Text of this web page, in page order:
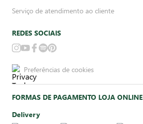
Serviço de atendimento ao cliente
REDES SOCIAIS
Preferências de cookies
FORMAS DE PAGAMENTO LOJA ONLINE
Delivery